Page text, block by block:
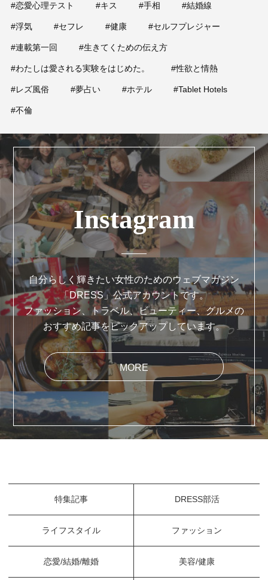
#恋愛心理テスト #キス #手相 #結婚線
#浮気 #セフレ #健康 #セルフプレジャー
#連載第一回 #生きてくための伝え方
#わたしは愛される実験をはじめた。 #性欲と情熱
#レズ風俗 #夢占い #ホテル #Tablet Hotels
#不倫
Instagram
自分らしく輝きたい女性のためのウェブマガジン
「DRESS」公式アカウントです。
ファッション、トラベル、ビューティー、グルメの
おすすめ記事をピックアップしています。
MORE
特集記事 DRESS部活
ライフスタイル ファッション
恋愛/結婚/離婚 美容/健康